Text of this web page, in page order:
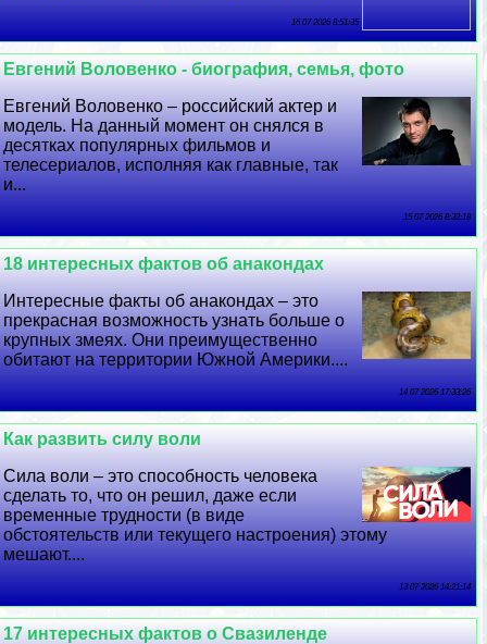
16 07 2026 8:51:35
Евгений Воловенко - биография, семья, фото
Евгений Воловенко – российский актер и
модель. На данный момент он снялся в
десятках популярных фильмов и
телесериалов, исполняя как главные, так
и...
15 07 2026 8:32:18
18 интересных фактов об анакондах
Интересные факты об анакондах – это
прекрасная возможность узнать больше о
крупных змеях. Они преимущественно
обитают на территории Южной Америки....
14 07 2026 17:33:26
Как развить силу воли
Сила воли – это способность человека
сделать то, что он решил, даже если
временные трудности (в виде
обстоятельств или текущего настроения) этому
мешают....
13 07 2026 14:21:14
17 интересных фактов о Свазиленде